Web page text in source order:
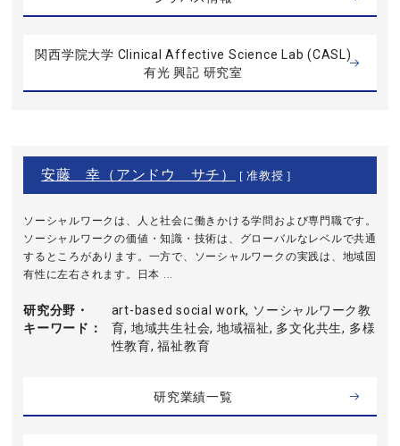
関西学院大学 Clinical Affective Science Lab (CASL)
有光 興記 研究室
安藤 幸（アンドウ サチ） [ 准教授 ]
ソーシャルワークは、人と社会に働きかける学問および専門職です。
ソーシャルワークの価値・知識・技術は、グローバルなレベルで共通
するところがあります。一方で、ソーシャルワークの実践は、地域固
有性に左右されます。日本 ...
研究分野・
キーワード
art-based social work, ソーシャルワーク教
育, 地域共生社会, 地域福祉, 多文化共生, 多様
性教育, 福祉教育
研究業績一覧